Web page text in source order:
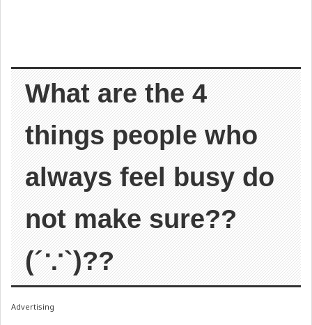
What are the 4
things people who
always feel busy do
not make sure??
(´∵`)??
Advertising